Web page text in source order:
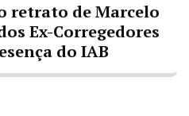
retrato de Marcelo
Ex-Corregedores
do IAB